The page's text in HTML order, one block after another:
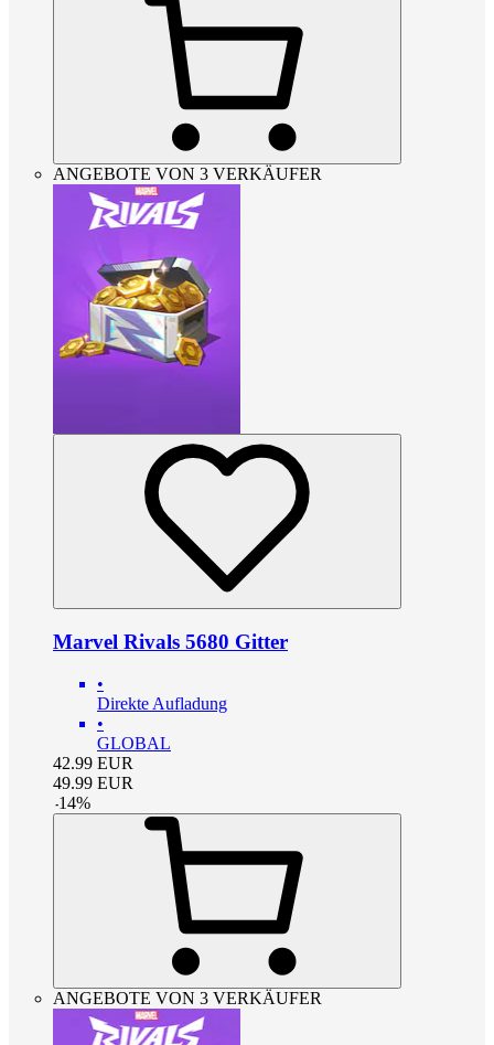
ANGEBOTE VON 3 VERKÄUFER
Marvel Rivals 5680 Gitter
•
Direkte Aufladung
•
GLOBAL
42.99 EUR
49.99 EUR
-14%
ANGEBOTE VON 3 VERKÄUFER